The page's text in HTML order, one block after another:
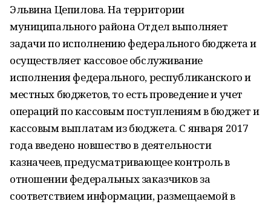
Эльвина Цепилова. На территории
муниципального района Отдел выполняет
задачи по исполнению федерального бюджета и
осуществляет кассовое обслуживание
исполнения федерального, республиканского и
местных бюджетов, то есть проведение и учет
операций по кассовым поступлениям в бюджет и
кассовым выплатам из бюджета. С января 2017
года введено новшество в деятельности
казначеев, предусматривающее контроль в
отношении федеральных заказчиков за
соответствием информации, размещаемой в